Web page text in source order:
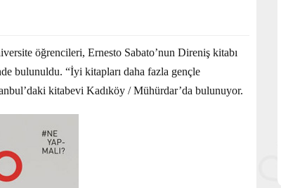
öğrencileri, Ernesto Sabato’nun Direniş kitabı
bulunuldu. “İyi kitapları daha fazla gençle
kitabevi Kadıköy / Mühürdar’da bulunuyor.
Sinevizyonu